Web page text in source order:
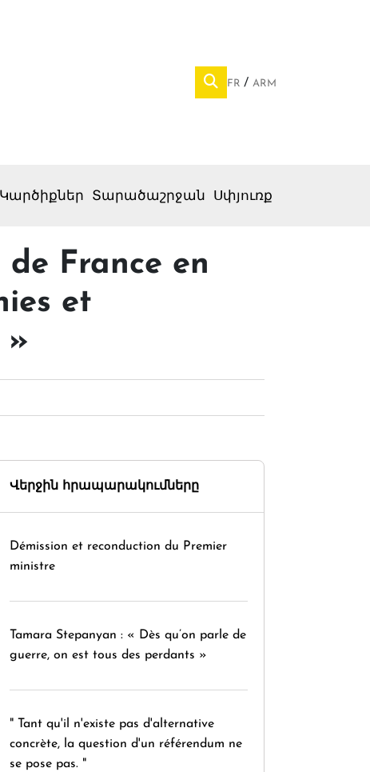
FR ARM
Կարծիքներ Տարածաշրջան Սփյուռք
France en
et
»
Վերջին հրապարակումները
Démission et reconduction du Premier
ministre
Tamara Stepanyan : « Dès qu’on parle de
guerre, on est tous des perdants »
" Tant qu'il n'existe pas d'alternative
concrète, la question d'un référendum ne
se pose pas. "